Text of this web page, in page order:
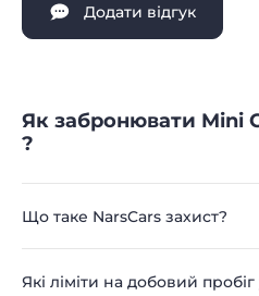
Додати відгук
Як забронювати Mini
?
Що таке NarsCars захист?
Які ліміти на добовий